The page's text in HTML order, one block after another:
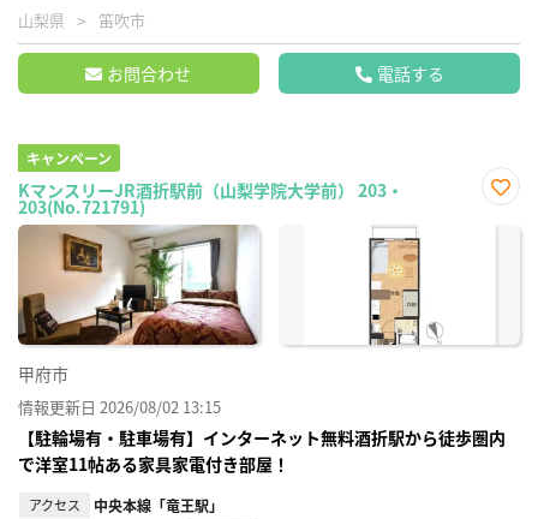
山梨県 笛吹市
お問合わせ 電話する
キャンペーン
KマンスリーJR酒折駅前（山梨学院大学前） 203・
203(No.721791)
に入
甲府市
情報更新日 2026/08/02 13:15
【駐輪場有・駐車場有】インターネット無料酒折駅から徒歩圏内
で洋室11帖ある家具家電付き部屋！
アクセス 中央本線「竜王駅」